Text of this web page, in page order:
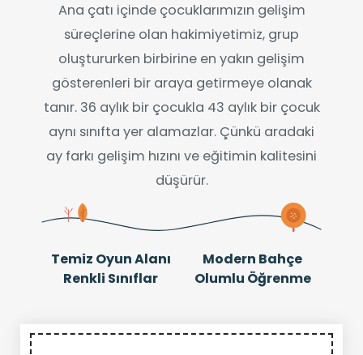
Ana çatı içinde çocuklarımızın gelişim
süreçlerine olan hakimiyetimiz, grup
oluştururken birbirine en yakın gelişim
gösterenleri bir araya getirmeye olanak
tanır. 36 aylık bir çocukla 43 aylık bir çocuk
aynı sınıfta yer alamazlar. Çünkü aradaki
ay farkı gelişim hızını ve eğitimin kalitesini
düşürür.
Temiz Oyun Alanı
Modern Bahçe
Renkli Sınıflar
Olumlu Öğrenme